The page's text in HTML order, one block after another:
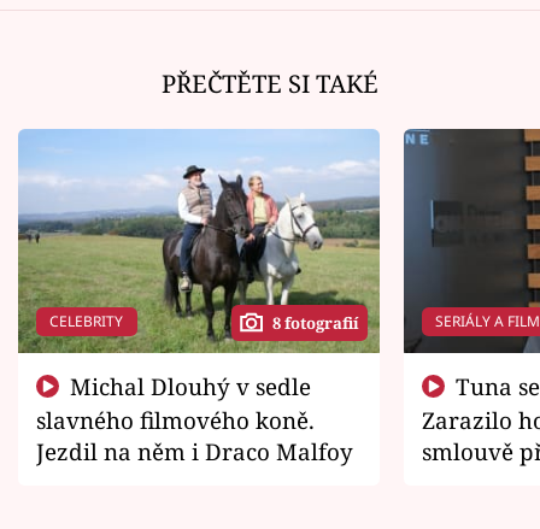
PŘEČTĚTE SI TAKÉ
CELEBRITY 8 fotografií
slavného filmového koně.
Jezdil na něm i Draco Malfoy
SERIÁLY A
Zarazilo
smlouvě